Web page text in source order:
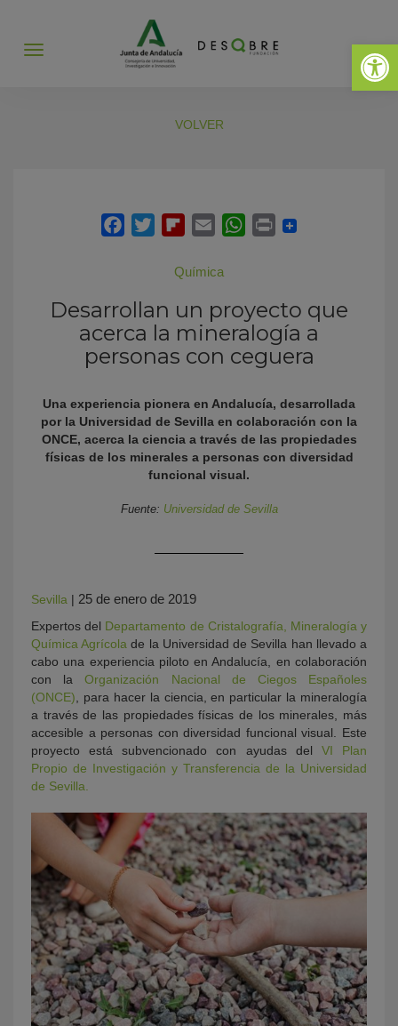
Abrir
Abrir
VOLVER
Química
Desarrollan un proyecto que
acerca la mineralogía a
personas con ceguera
Una experiencia pionera en Andalucía, desarrollada
por la Universidad de Sevilla en colaboración con la
ONCE, acerca la ciencia a través de las propiedades
físicas de los minerales a personas con diversidad
funcional visual.
Fuente: Universidad de Sevilla
Sevilla | 25 de enero de 2019
Expertos del Departamento de Cristalografía, Mineralogía y
Química Agrícola de la Universidad de Sevilla han llevado a
cabo una experiencia piloto en Andalucía, en colaboración
con laOrganización Nacional de Ciegos Españoles
(ONCE) , para hacer la ciencia, en particular la mineralogía
a través de las propiedades físicas de los minerales, más
accesible a personas con diversidad funcional visual. Este
proyecto está subvencionado con ayudas del VI Plan
Propio de Investigación y Transferencia de la Universidad
de Sevilla.